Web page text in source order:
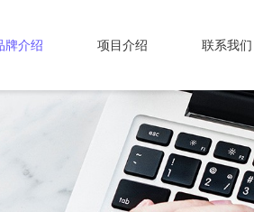
牌介绍 项目介绍 联系我们